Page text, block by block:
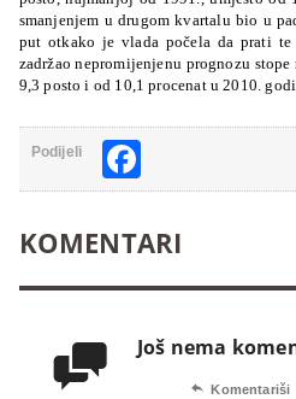
smanjenjem u drugom kvartalu bio u
put otkako je vlada počela da prati
zadržao nepromijenjenu prognozu
9,3 posto i od 10,1 procenat u 2010.
Podijeli
KOMENTARI
 Još nema
 Komentariši